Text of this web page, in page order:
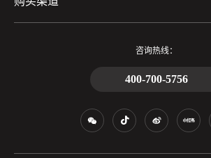
咨询热线：
400-700-5756